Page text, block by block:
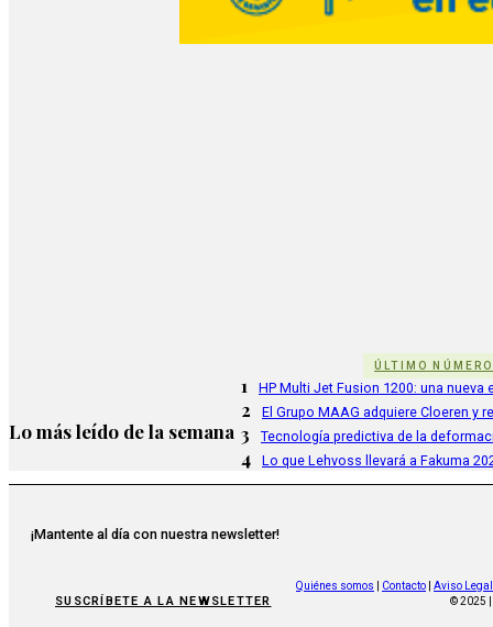
ÚLTIMO NÚMERO
Lo más leído de la semana
1 HP Multi Jet Fusion 1200: una
2 El Grupo MAAG adquiere Cloeren
3 Tecnología predictiva de la
4 Lo que Lehvoss llevará a Fakuma
¡Mantente al día con nuestra newsletter!
SUSCRÍBETE A LA NEWSLETTER
Quiénes somos Contacto
Aviso Legal
© 2025